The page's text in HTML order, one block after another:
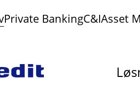
Private BankingC&IAsset